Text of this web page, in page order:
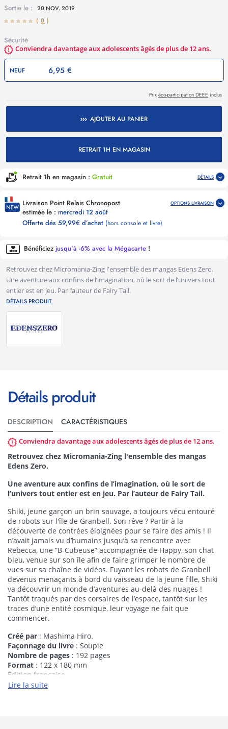
Sortie le :
20 NOV. 2019
( 0 )
Sécurité
Conviendra davantage aux adolescents âgés de plus de 12 ans.
NEUF 6,95 €
Prix éco-participation DEEE inclus
AJOUTER AU PANIER
RETRAIT 1H EN MAGASIN
Retrait 1h en magasin : Gratuit DÉTAILS
Livraison Point Relais Chronopost
estimée le : mercredi 12 août
Offerte dés 59,99€ d’achat (hors console et livre)
OPTIONS LIVRAISON
Bénéficiez jusqu'à -6% avec la Mégacarte !
Retrouvez chez Micromania-Zing l'ensemble des mangas Edens Zero.
Une aventure aux confins de l’imagination, où le sort de l’univers tout
entier est en jeu. Par l’auteur de Fairy Tail.
DÉTAILS PRODUIT
Détails produit
DESCRIPTION CARACTÉRISTIQUES
Conviendra davantage aux adolescents âgés de plus de 12 ans.
Retrouvez chez Micromania-Zing l'ensemble des mangas
Edens Zero.
Une aventure aux confins de l’imagination, où le sort de
l’univers tout entier est en jeu. Par l’auteur de Fairy Tail.
Shiki, jeune garçon un brin sauvage, a toujours vécu entouré
de robots sur l'île de Granbell. Son rêve ? Partir à la
découverte de contrées éloignées pour se faire des amis ! Il
n’avait jamais vu d’humains jusqu’à sa rencontre avec
Rebecca, une “B-Cubeuse” accompagnée de Happy, son chat
bleu, venue sur son île afin de faire grimper le nombre de
vues sur sa chaîne de vidéos. Fuyant les robots de Granbell
devenus menaçants à bord du vaisseau de la jeune fille, Shiki
va découvrir un monde d’aventures au-delà des nuages !
Tantôt traqués par des corsaires de l’espace, tantôt sur les
traces d’une entité cosmique, leur voyage ne fait que
commencer.
Créé par : Mashima Hiro.
Façonnage du livre : Souple
Nombre de pages : 192 pages
Format : 122 x 180 mm
Édition française
À partir de 12 ans.
Lire la suite